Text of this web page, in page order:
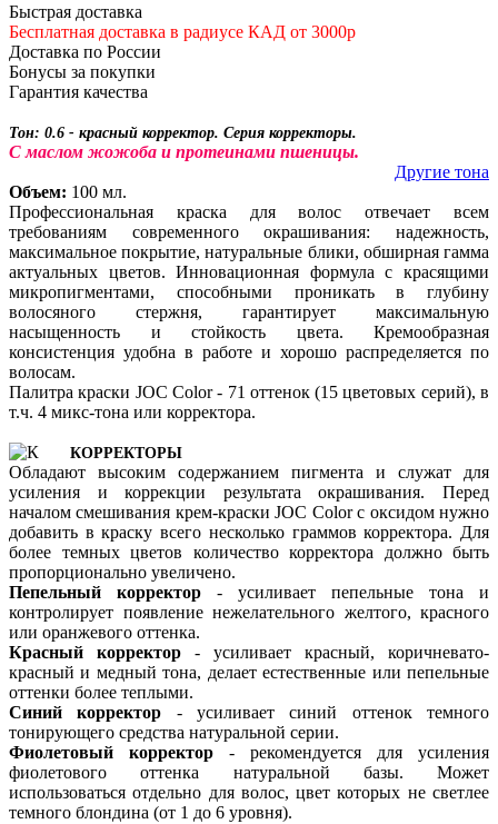
Быстрая доставка
Бесплатная доставка в радиусе КАД от 3000р
Доставка по России
Бонусы за покупки
Гарантия качества
Тон: 0.6 - красный корректор. Серия корректоры.
С маслом жожоба и протеинами пшеницы.
Другие тона
Объем: 100 мл.
Профессиональная краска для волос отвечает всем
требованиям современного окрашивания: надежность,
максимальное покрытие, натуральные блики, обширная гамма
актуальных цветов. Инновационная формула с красящими
микропигментами, способными проникать в глубину
волосяного стержня, гарантирует максимальную
насыщенность и стойкость цвета. Кремообразная
консистенция удобна в работе и хорошо распределяется по
волосам.
Палитра краски JOC Color - 71 оттенок (15 цветовых серий), в
т.ч. 4 микс-тона или корректора.
КОРРЕКТОРЫ
Обладают высоким содержанием пигмента и служат для
усиления и коррекции результата окрашивания. Перед
началом смешивания крем-краски JOC Color с оксидом нужно
добавить в краску всего несколько граммов корректора. Для
более темных цветов количество корректора должно быть
пропорционально увеличено.
Пепельный корректор - усиливает пепельные тона и
контролирует появление нежелательного желтого, красного
или оранжевого оттенка.
Красный корректор - усиливает красный, коричневато-
красный и медный тона, делает естественные или пепельные
оттенки более теплыми.
Синий корректор - усиливает синий оттенок темного
тонирующего средства натуральной серии.
Фиолетовый корректор - рекомендуется для усиления
фиолетового оттенка натуральной базы. Может
использоваться отдельно для волос, цвет которых не светлее
темного блондина (от 1 до 6 уровня).